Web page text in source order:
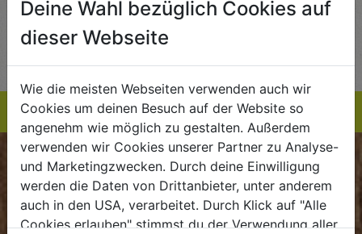
EINKAUFSLISTE
BIOKISTE
Kundenservice
Deine Wahl bezüglich Cookies auf
dieser Webseite
Wie die meisten Webseiten verwenden auch wir
Cookies um deinen Besuch auf der Website so
angenehm wie möglich zu gestalten. Außerdem
verwenden wir Cookies unserer Partner zu Analyse-
und Marketingzwecken. Durch deine Einwilligung
werden die Daten von Drittanbieter, unter anderem
auch in den USA, verarbeitet. Durch Klick auf "Alle
Cookies erlauben" stimmst du der Verwendung aller